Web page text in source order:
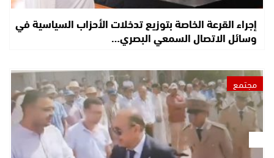
إجراء القرعة الخاصة بتوزيع تدخلات الأحزاب السياسية في
وسائل الاتصال السمعي البصري…
مجتمع